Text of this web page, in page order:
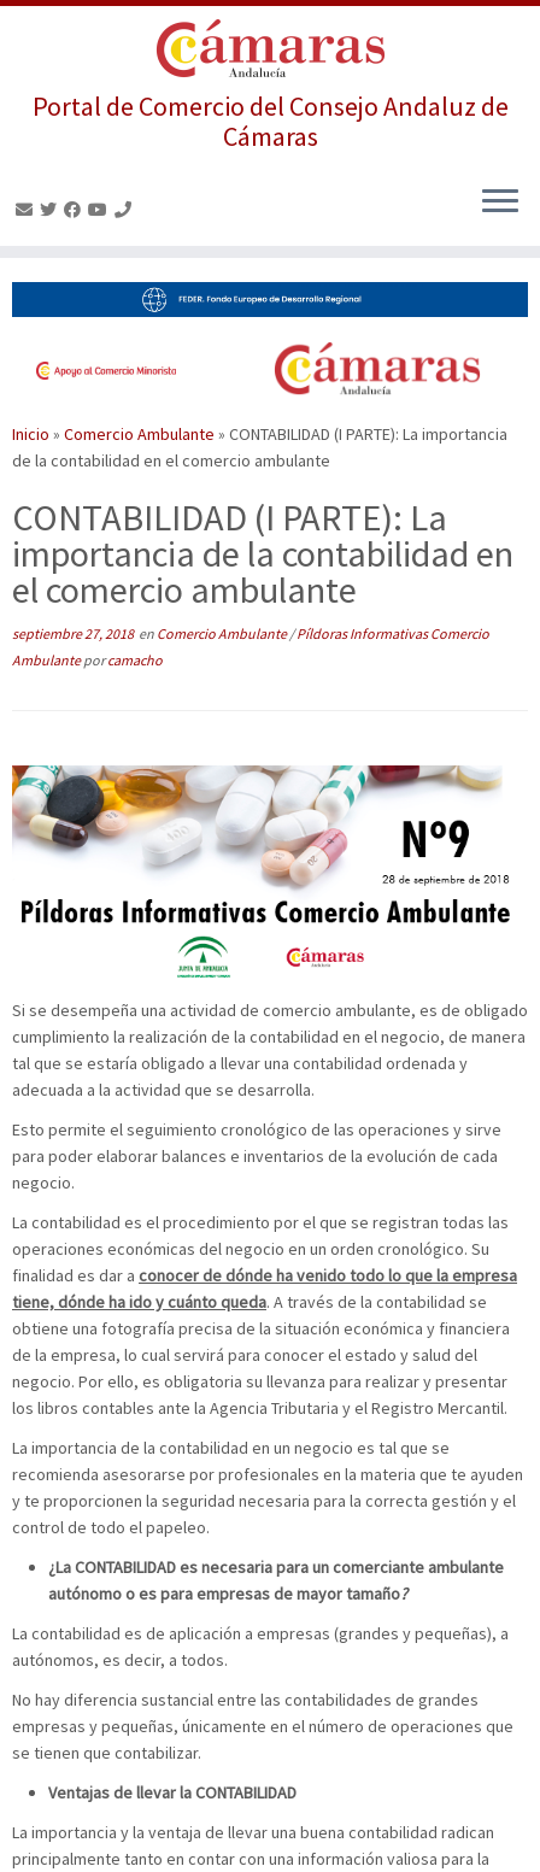
contenido
Portal de Comercio del Consejo Andaluz de
Cámaras
Inicio » Comercio Ambulante » CONTABILIDAD (I PARTE): La importancia
de la contabilidad en el comercio ambulante
CONTABILIDAD (I PARTE): La
importancia de la contabilidad en
el comercio ambulante
septiembre 27, 2018en Comercio Ambulante/Píldoras Informativas Comercio
Ambulanteporcamacho
Si se desempeña una actividad de comercio ambulante, es de obligado
cumplimiento la realización de la contabilidad en el negocio, de manera
tal que se estaría obligado a llevar una contabilidad ordenada y
adecuada a la actividad que se desarrolla.
Esto permite el seguimiento cronológico de las operaciones y sirve
para poder elaborar balances e inventarios de la evolución de cada
negocio.
La contabilidad es el procedimiento por el que se registran todas las
operaciones económicas del negocio en un orden cronológico. Su
finalidad es dar a conocer de dónde ha venido todo lo que la empresa
tiene, dónde ha ido y cuánto queda. A través de la contabilidad se
obtiene una fotografía precisa de la situación económica y financiera
de la empresa, lo cual servirá para conocer el estado y salud del
negocio. Por ello, es obligatoria su llevanza para realizar y presentar
los libros contables ante la Agencia Tributaria y el Registro Mercantil.
La importancia de la contabilidad en un negocio es tal que se
recomienda asesorarse por profesionales en la materia que te ayuden
y te proporcionen la seguridad necesaria para la correcta gestión y el
control de todo el papeleo.
¿La CONTABILIDAD es necesaria para un comerciante ambulante
autónomo o es para empresas de mayor tamaño?
La contabilidad es de aplicación a empresas (grandes y pequeñas), a
autónomos, es decir, a todos.
No hay diferencia sustancial entre las contabilidades de grandes
empresas y pequeñas, únicamente en el número de operaciones que
se tienen que contabilizar.
Ventajas de llevar la CONTABILIDAD
La importancia y la ventaja de llevar una buena contabilidad radican
principalmente tanto en contar con una información valiosa para la